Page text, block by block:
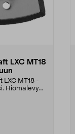
LXC MT18
LXC MT18 -
Hiomalevy